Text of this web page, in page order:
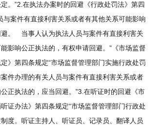
。”2.在执法办案时的回避《行政处罚法》第四
与案件有直接利害关系或者有其他关系可能影响
。 当事人认为执法人员与案件有直接利害关
影响公正执法的，有权申请回避。”《市场监督
》第四条规定“市场监督管理部门实施行政处罚
件办理的有关人员与案件有直接利害关系或者
正执法的，应当回避。”3.在听证时的回避《市
证办法》第四条规定“市场监督管理部门行政处
度。听证主持人、听证员、记录员、翻译人员